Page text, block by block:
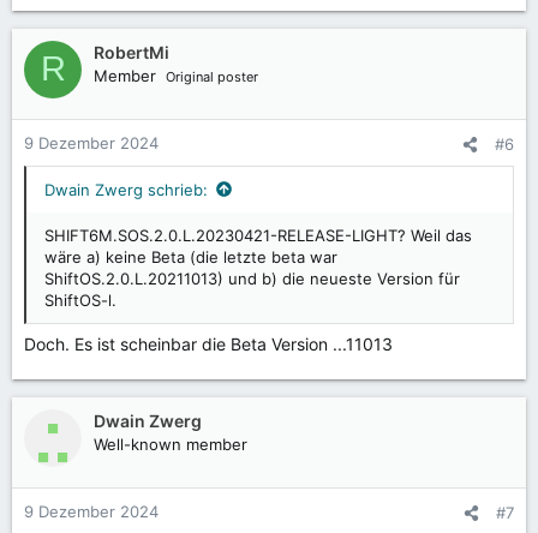
R RobertMi
Member Original poster
9 Dezember 2024 #6
Dwain Zwerg schrieb:
SHIFT6M.SOS.2.0.L.20230421-RELEASE-LIGHT? Weil das
wäre a) keine Beta (die letzte beta war
ShiftOS.2.0.L.20211013) und b) die neueste Version für
ShiftOS-l.
Doch. Es ist scheinbar die Beta Version ...11013
Dwain Zwerg
Well-known member
9 Dezember 2024 #7